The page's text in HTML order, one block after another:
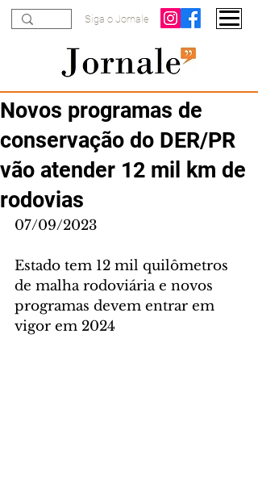
Siga o Jornale
Novos programas de
conservação do DER/PR
vão atender 12 mil km de
rodovias
07/09/2023
Estado tem 12 mil quilômetros
de malha rodoviária e novos
programas devem entrar em
vigor em 2024